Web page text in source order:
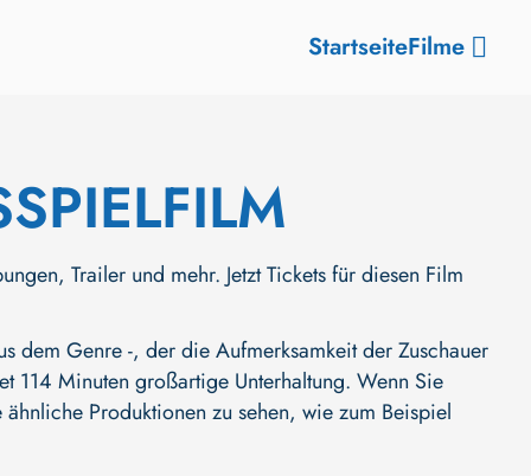
StartseiteFilme
Trailer und mehr. Jetzt Tickets für diesen Film
dem Genre -, der die Aufmerksamkeit der Zuschauer
114 Minuten großartige Unterhaltung. Wenn Sie
Produktionen zu sehen, wie zum Beispiel